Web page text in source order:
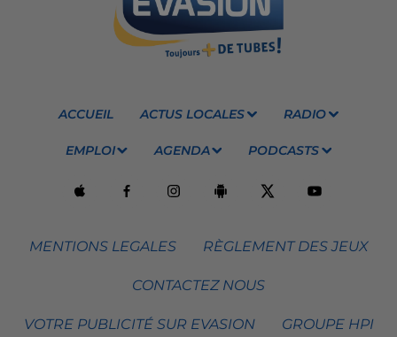
ACCUEIL ACTUS LOCALES RADIO
EMPLOI AGENDA PODCASTS
MENTIONS LEGALES RÈGLEMENT DES JEUX
CONTACTEZ NOUS
VOTRE PUBLICITÉ SUR EVASION GROUPE HPI